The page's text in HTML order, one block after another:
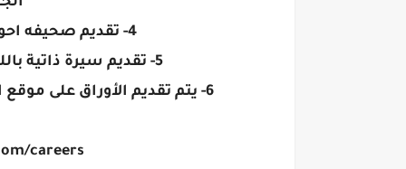
4- تقديم صحيفه احوال حديثة معتمدة بختم النسر ...
5- تقديم سيرة ذاتية باللغة العربية وكذلك باللغة الانجليزية .
6- يتم تقديم الأوراق على موقع المدرسة المرفق فى موعد غايته يوم الأربعاء
careers